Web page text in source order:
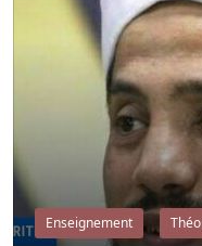
Enseignement